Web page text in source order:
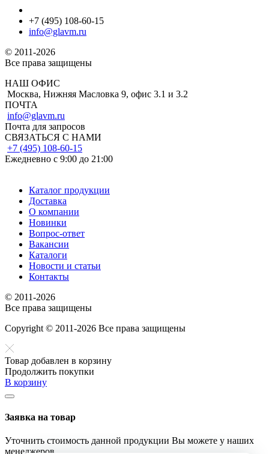
+7 (495) 108-60-15
info@glavm.ru
© 2011-2026
Все права защищены
НАШ ОФИС
Москва, Нижняя Масловка 9, офис 3.1 и 3.2
ПОЧТА
info@glavm.ru
Почта для запросов
СВЯЗАТЬСЯ С НАМИ
+7 (495) 108-60-15
Ежедневно с 9:00 до 21:00
Каталог продукции
Доставка
О компании
Новинки
Вопрос-ответ
Вакансии
Каталоги
Новости и статьи
Контакты
© 2011-2026
Все права защищены
Copyright © 2011-2026 Все права защищены
Товар добавлен в корзину
Продолжить покупки
В корзину
Заявка на товар
Уточнить стоимость данной продукции Вы можете у наших
менеджеров